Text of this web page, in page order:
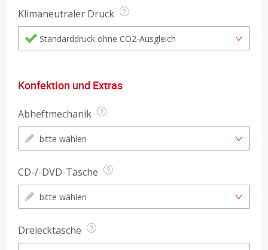
Klimaneutraler Druck
Standarddruck ohne CO2-Ausgleich
Konfektion und Extras
Abheftmechanik
bitte wählen
CD-/-DVD-Tasche
bitte wählen
Dreiecktasche